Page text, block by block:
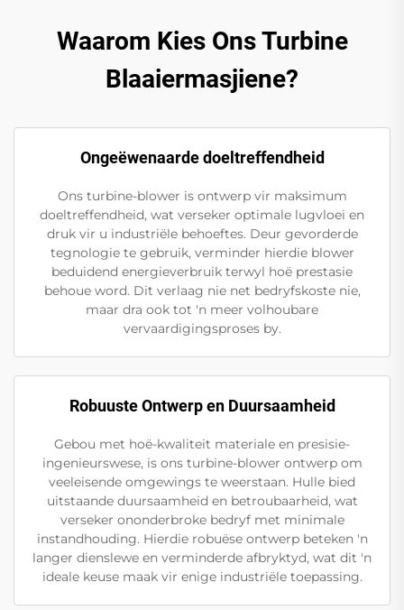
Waarom Kies Ons Turbine
Blaaiermasjiene?
Ongeëwenaarde doeltreffendheid
Ons turbine-blower is ontwerp vir maksimum
doeltreffendheid, wat verseker optimale lugvloei en
druk vir u industriële behoeftes. Deur gevorderde
tegnologie te gebruik, verminder hierdie blower
beduidend energieverbruik terwyl hoë prestasie
behoue word. Dit verlaag nie net bedryfskoste nie,
maar dra ook tot 'n meer volhoubare
vervaardigingsproses by.
Robuuste Ontwerp en Duursaamheid
Gebou met hoë-kwaliteit materiale en presisie-
ingenieurswese, is ons turbine-blower ontwerp om
veeleisende omgewings te weerstaan. Hulle bied
uitstaande duursaamheid en betroubaarheid, wat
verseker ononderbroke bedryf met minimale
instandhouding. Hierdie robuëse ontwerp beteken 'n
langer dienslewe en verminderde afbryktyd, wat dit 'n
ideale keuse maak vir enige industriële toepassing.